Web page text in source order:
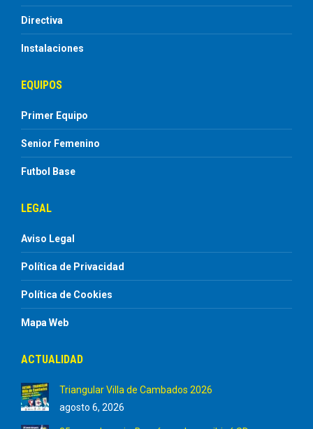
Directiva
Instalaciones
EQUIPOS
Primer Equipo
Senior Femenino
Futbol Base
LEGAL
Aviso Legal
Política de Privacidad
Política de Cookies
Mapa Web
ACTUALIDAD
Triangular Villa de Cambados 2026
agosto 6, 2026